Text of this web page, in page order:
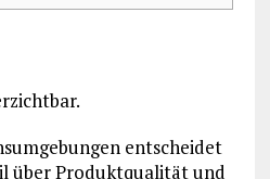
entscheidet
über Produktqualität und